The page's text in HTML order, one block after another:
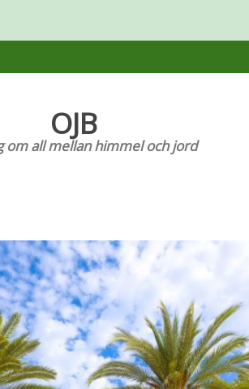
OJB
om all mellan himmel och jord